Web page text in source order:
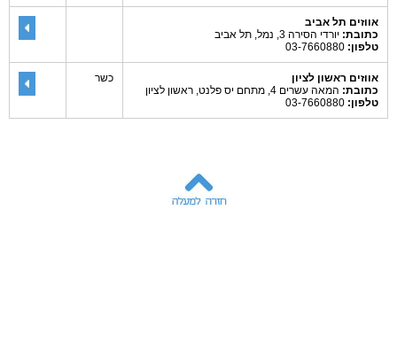
אווזים תל אביב
כתובת: יורדי הסירה 3, נמל, תל אביב
טלפון:
אווזים ראשון לציון
כתובת: המאה עשרים 4, מתחם יס פלנט, ראשון לציון
טלפון:
כשר